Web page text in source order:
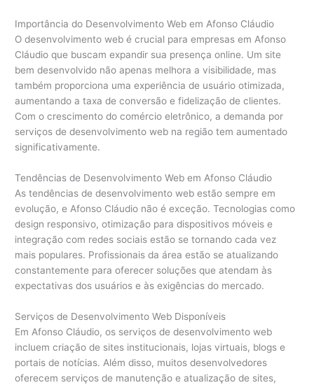
Importância do Desenvolvimento Web em Afonso Cláudio
O desenvolvimento web é crucial para empresas em Afonso
Cláudio que buscam expandir sua presença online. Um site
bem desenvolvido não apenas melhora a visibilidade, mas
também proporciona uma experiência de usuário otimizada,
aumentando a taxa de conversão e fidelização de clientes.
Com o crescimento do comércio eletrônico, a demanda por
serviços de desenvolvimento web na região tem aumentado
significativamente.
Tendências de Desenvolvimento Web em Afonso Cláudio
As tendências de desenvolvimento web estão sempre em
evolução, e Afonso Cláudio não é exceção. Tecnologias como
design responsivo, otimização para dispositivos móveis e
integração com redes sociais estão se tornando cada vez
mais populares. Profissionais da área estão se atualizando
constantemente para oferecer soluções que atendam às
expectativas dos usuários e às exigências do mercado.
Serviços de Desenvolvimento Web Disponíveis
Em Afonso Cláudio, os serviços de desenvolvimento web
incluem criação de sites institucionais, lojas virtuais, blogs e
portais de notícias. Além disso, muitos desenvolvedores
oferecem serviços de manutenção e atualização de sites,